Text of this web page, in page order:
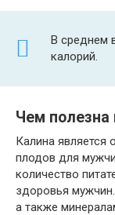
В среднем
калорий.
Чем
Калина является
плодов для
количество
здоровья
а также